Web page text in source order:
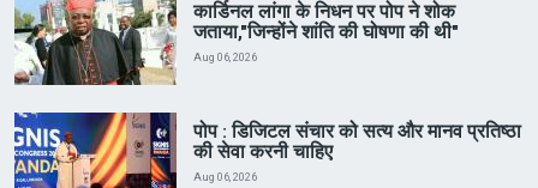
कार्डिनल लांगा के निधन पर पोप ने शोक
जताया,"जिन्होंने शांति की घोषणा की थी"
Aug 06, 2026
पोप : डिजिटल संचार को सत्य और मानव प्रतिष्ठा
की सेवा करनी चाहिए
Aug 06, 2026